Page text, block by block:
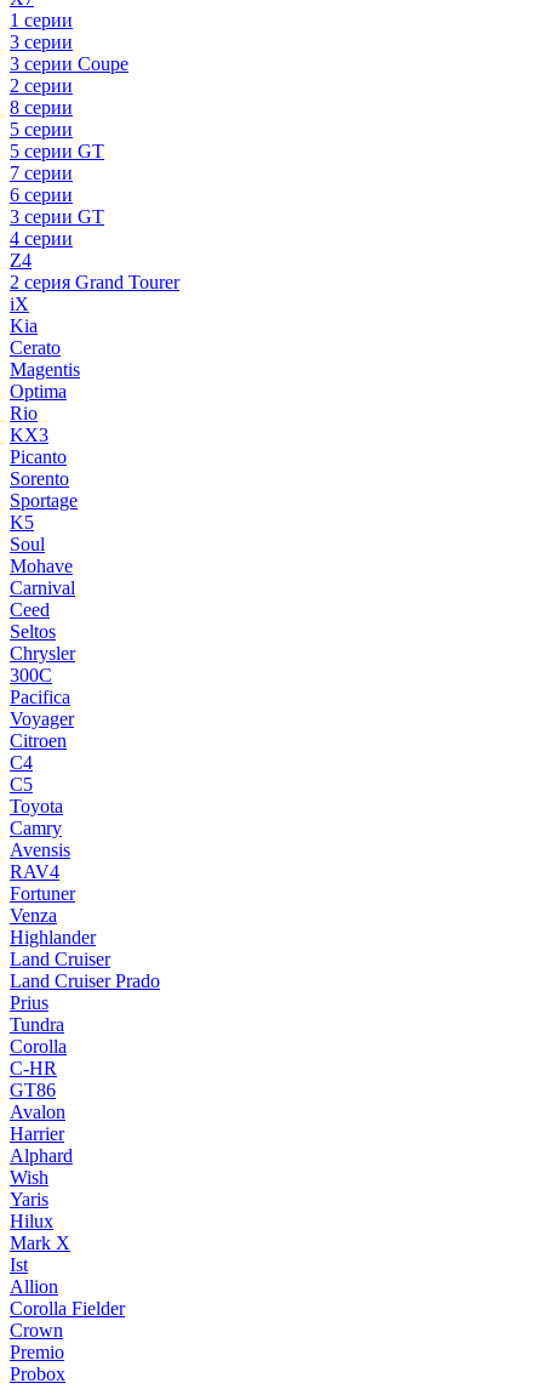
1 серии
3 серии
3 серии Coupe
2 серии
8 серии
5 серии
5 серии GT
7 серии
6 серии
3 серии GT
4 серии
Z4
2 серия Grand Tourer
iX
Kia
Cerato
Magentis
Optima
Rio
KX3
Picanto
Sorento
Sportage
K5
Soul
Mohave
Carnival
Ceed
Seltos
Chrysler
300C
Pacifica
Voyager
Citroen
C4
C5
Toyota
Camry
Avensis
RAV4
Fortuner
Venza
Highlander
Land Cruiser
Land Cruiser Prado
Prius
Tundra
Corolla
C-HR
GT86
Avalon
Harrier
Alphard
Wish
Yaris
Hilux
Mark X
Ist
Allion
Corolla Fielder
Crown
Premio
Probox